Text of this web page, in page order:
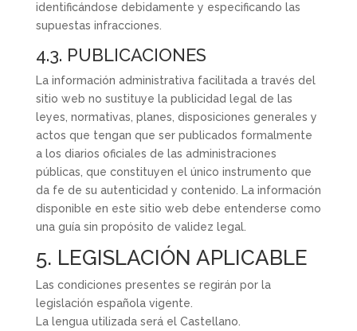
identificándose debidamente y especificando las
supuestas infracciones.
4.3. PUBLICACIONES
La información administrativa facilitada a través del
sitio web no sustituye la publicidad legal de las
leyes, normativas, planes, disposiciones generales y
actos que tengan que ser publicados formalmente
a los diarios oficiales de las administraciones
públicas, que constituyen el único instrumento que
da fe de su autenticidad y contenido. La información
disponible en este sitio web debe entenderse como
una guía sin propósito de validez legal.
5. LEGISLACIÓN APLICABLE
Las condiciones presentes se regirán por la
legislación española vigente.
La lengua utilizada será el Castellano.